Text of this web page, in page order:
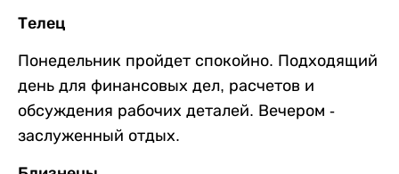
Телец
Понедельник пройдет спокойно. Подходящий
день для финансовых дел, расчетов и
обсуждения рабочих деталей. Вечером -
заслуженный отдых.